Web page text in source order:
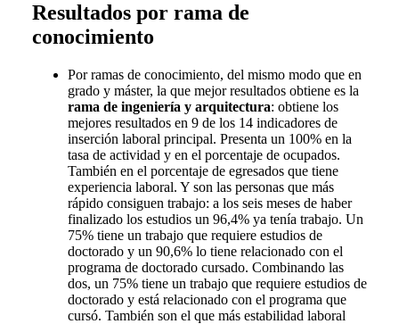
Resultados por rama de
conocimiento
Por ramas de conocimiento, del mismo modo que en
grado y máster, la que mejor resultados obtiene es la
rama de ingeniería y arquitectura: obtiene los
mejores resultados en 9 de los 14 indicadores de
inserción laboral principal. Presenta un 100% en la
tasa de actividad y en el porcentaje de ocupados.
También en el porcentaje de egresados que tiene
experiencia laboral. Y son las personas que más
rápido consiguen trabajo: a los seis meses de haber
finalizado los estudios un 96,4% ya tenía trabajo. Un
75% tiene un trabajo que requiere estudios de
doctorado y un 90,6% lo tiene relacionado con el
programa de doctorado cursado. Combinando las
dos, un 75% tiene un trabajo que requiere estudios de
doctorado y está relacionado con el programa que
cursó. También son el que más estabilidad laboral